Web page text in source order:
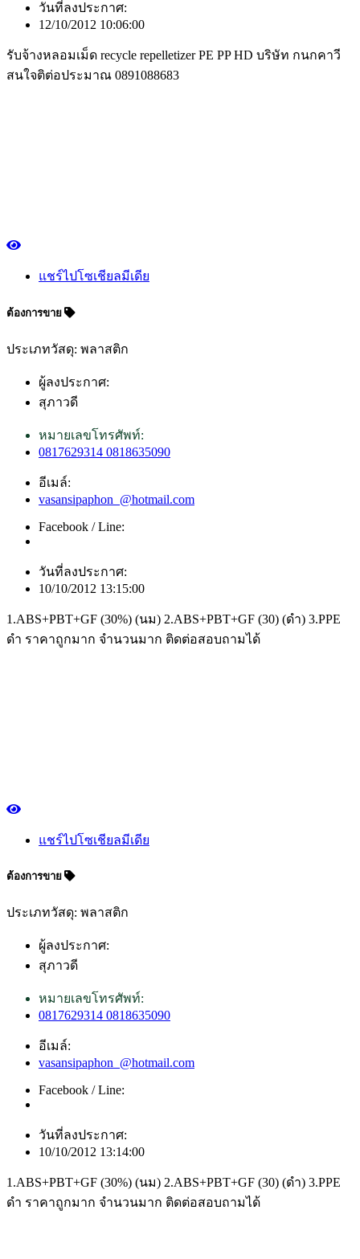
วันที่ลงประกาศ:
12/10/2012 10:06:00
รับจ้างหลอมเม็ด recycle repelletizer PE PP HD บริษัท กนกคาวี
สนใจติต่อประมาณ 0891088683
แชร์ไปโซเชียลมีเดีย
ต้องการขาย
ประเภทวัสดุ: พลาสติก
ผู้ลงประกาศ:
สุภาวดี
หมายเลขโทรศัพท์:
0817629314 0818635090
อีเมล์:
vasansipaphon_@hotmail.com
Facebook / Line:
วันที่ลงประกาศ:
10/10/2012 13:15:00
1.ABS+PBT+GF (30%) (นม) 2.ABS+PBT+GF (30) (ดำ) 3.PPE
ดำ ราคาถูกมาก จำนวนมาก ติดต่อสอบถามได้
แชร์ไปโซเชียลมีเดีย
ต้องการขาย
ประเภทวัสดุ: พลาสติก
ผู้ลงประกาศ:
สุภาวดี
หมายเลขโทรศัพท์:
0817629314 0818635090
อีเมล์:
vasansipaphon_@hotmail.com
Facebook / Line:
วันที่ลงประกาศ:
10/10/2012 13:14:00
1.ABS+PBT+GF (30%) (นม) 2.ABS+PBT+GF (30) (ดำ) 3.PPE
ดำ ราคาถูกมาก จำนวนมาก ติดต่อสอบถามได้